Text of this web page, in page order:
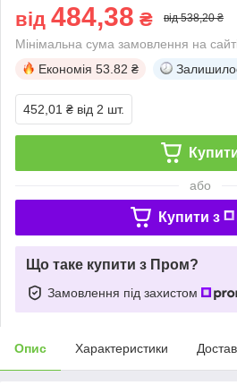
від 484,38 ₴ від 538,20 ₴
Мінімальна сума замовлення на
Економія 53.82 ₴
452,01 ₴ від 2 шт.
або
Купити з
Що таке купити з Пром?
Замовлення під захистом
Опис Характеристики